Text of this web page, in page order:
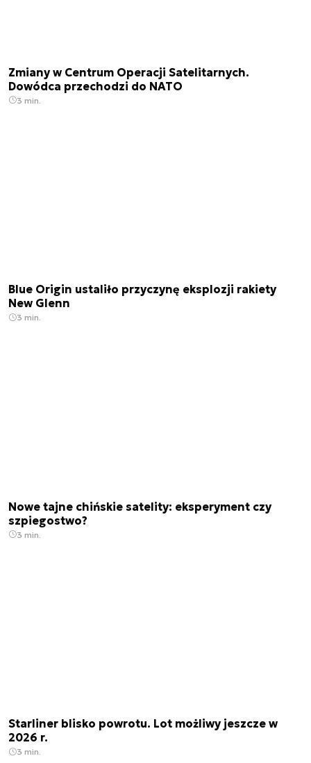
Zmiany w Centrum Operacji Satelitarnych.
Dowódca przechodzi do NATO
3 min.
Blue Origin ustaliło przyczynę eksplozji rakiety
New Glenn
3 min.
Nowe tajne chińskie satelity: eksperyment czy
szpiegostwo?
3 min.
Starliner blisko powrotu. Lot możliwy jeszcze w
2026 r.
3 min.